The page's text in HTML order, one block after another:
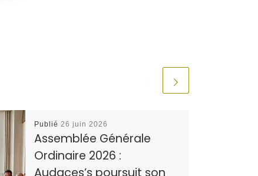
Publié 26 juin 2026
Assemblée Générale
Ordinaire 2026 :